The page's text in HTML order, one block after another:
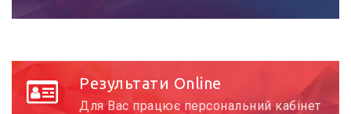
Результати Online
Для Вас працює персональний кабінет